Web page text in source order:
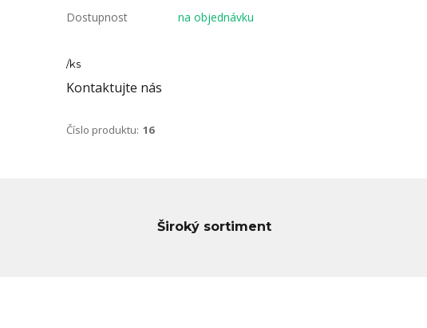
Dostupnost na objednávku
/ks
Kontaktujte nás
Číslo produktu: 16
Široký sortiment